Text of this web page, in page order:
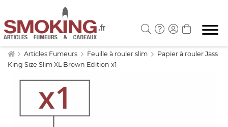
Articles Fumeurs Feuille à rouler slim
Papier à rouler Jass
King Size Slim XL Brown Edition x1